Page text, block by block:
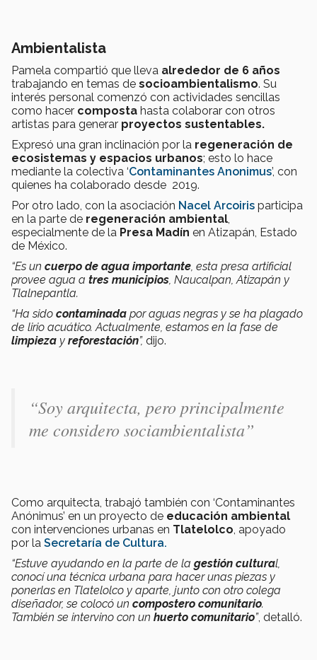
Ambientalista
Pamela compartió que lleva alrededor de 6 años
trabajando en temas de socioambientalismo. Su
interés personal comenzó con actividades sencillas
como hacer composta hasta colaborar con otros
artistas para generar proyectos sustentables.
Expresó una gran inclinación por la regeneración de
ecosistemas y espacios urbanos; esto lo hace
mediante la colectiva ‘Contaminantes Anonimus’, con
quienes ha colaborado desde 2019.
Por otro lado, con la asociación Nacel Arcoiris participa
en la parte de regeneración ambiental,
especialmente de la Presa Madín en Atizapán, Estado
de México.
“Es un cuerpo de agua importante, esta presa artificial
provee agua a tres municipios, Naucalpan, Atizapán y
Tlalnepantla.
“Ha sido contaminada por aguas negras y se ha plagado
de lirio acuático. Actualmente, estamos en la fase de
limpieza y reforestación”, dijo.
“Soy arquitecta, pero principalmente
me considero sociambientalista”
Como arquitecta, trabajó también con ‘Contaminantes
Anónimus’ en un proyecto de educación ambiental
con intervenciones urbanas en Tlatelolco, apoyado
por la Secretaría de Cultura.
“Estuve ayudando en la parte de la gestión cultural,
conocí una técnica urbana para hacer unas piezas y
ponerlas en Tlatelolco y aparte, junto con otro colega
diseñador, se colocó un compostero comunitario.
También se intervino con un huerto comunitario”, detalló.